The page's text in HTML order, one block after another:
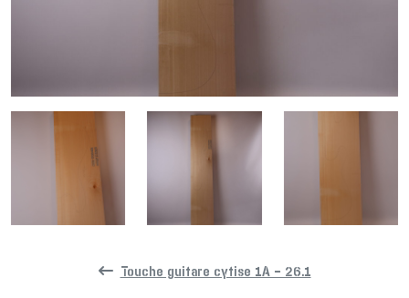
Touche guitare cytise 1A – 26.1